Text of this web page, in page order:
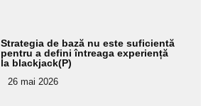
Strategia de bază nu este suficientă
pentru a defini întreaga experiență
la blackjack(P)
26 mai 2026